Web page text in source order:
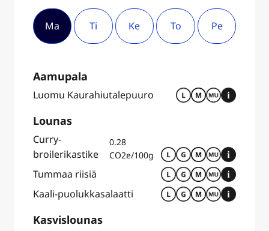
Ma Ti Ke To Pe
Aamupala
Luomu Kaurahiutalepuuro
Lounas
Curry-
broilerikastike
0.28
CO2e/100g
Tummaa riisiä
Kaali-puolukkasalaatti
Kasvislounas